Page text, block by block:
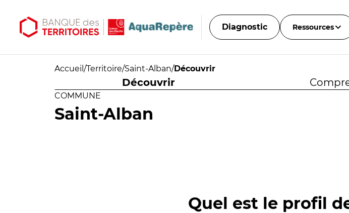
Diagnostic Ressources
Accueil /Territoire/Saint-Alban/Découvrir
Découvrir
COMMUNE
Saint-Alban
Quel est le profil